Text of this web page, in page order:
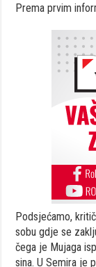
Prema prvim
Podsjećamo,
sobu gdje se
čega je Mujaga
sina. U Semira je